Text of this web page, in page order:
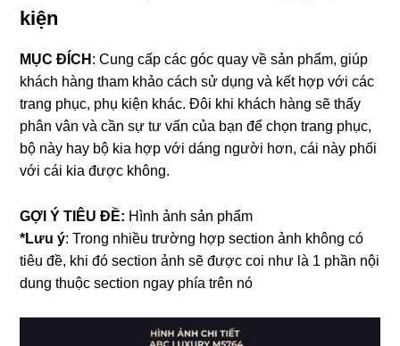
kiện
MỤC ĐÍCH :Cung cấp các góc quay về sản phẩm, giúp
khách hàng tham khảo cách sử dụng và kết hợp với các
trang phục, phụ kiện khác. Đôi khi khách hàng sẽ thấy
phân vân và cần sự tư vấn của bạn để chọn trang phục,
bộ này hay bộ kia hợp với dáng người hơn, cái này phối
với cái kia được không.
GỢI Ý TIÊU ĐỀ: Hình ảnh sản phẩm
*Lưu ý:Trong nhiều trường hợp section ảnh không có
tiêu đề, khi đó section ảnh sẽ được coi như là 1 phần nội
dung thuộc section ngay phía trên nó